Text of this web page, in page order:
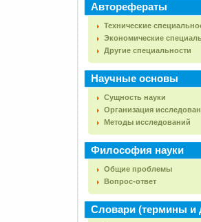
Авторефераты
Технические
Экономические
Другие специальности
Научные основы
Сущность науки
Организация
Методы исследований
Философия науки
Общие проблемы
Вопрос-ответ
Словари (термины и